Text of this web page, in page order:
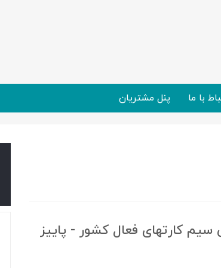
با ما پنل مشتریان
سیم کارتهای فعال کشور - پاییز